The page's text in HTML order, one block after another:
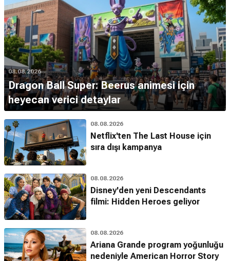
08.08.2026
Dragon Ball Super: Beerus animesi için
heyecan verici detaylar
08.08.2026
Netflix'ten The Last House için
sıra dışı kampanya
08.08.2026
Disney'den yeni Descendants
filmi: Hidden Heroes geliyor
08.08.2026
Ariana Grande program yoğunluğu
nedeniyle American Horror Story